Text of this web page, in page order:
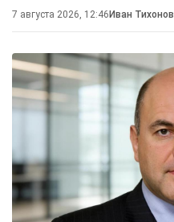
7 августа 2026, 12:46 Иван Тихонов